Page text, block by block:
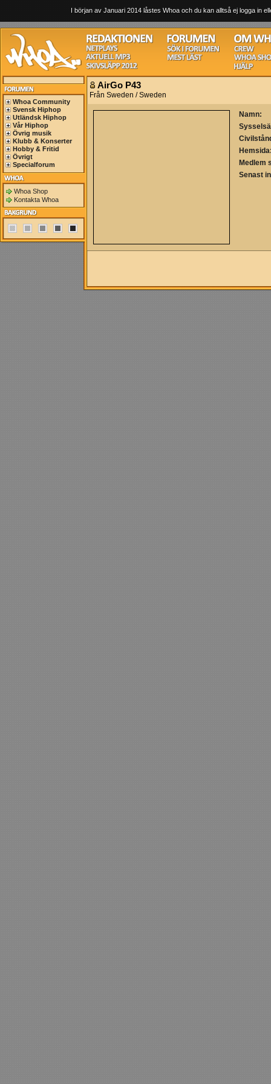
I början av Januari 2014 låstes Whoa och du kan alltså ej logga in
Whoa Community
Svensk Hiphop
Utländsk Hiphop
Vår Hiphop
Övrig musik
Klubb & Konserter
Hobby & Fritid
Övrigt
Specialforum
Whoa Shop
Kontakta Whoa
AirGo P43
Från Sweden / Sweden
Namn:
Medlem
Senast